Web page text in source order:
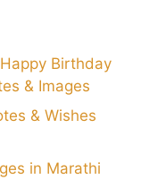
Birthday
& Images
& Wishes
in Marathi